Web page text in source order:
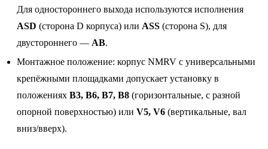
Для одностороннего выхода используются исполнения
ASD (сторона D корпуса) или ASS (сторона S), для
двустороннего — AB.
Монтажное положение: корпус NMRV с универсальными
крепёжными площадками допускает установку в
положениях B3, B6, B7, B8 (горизонтальные, с разной
опорной поверхностью) или V5, V6 (вертикальные, вал
вниз/вверх).